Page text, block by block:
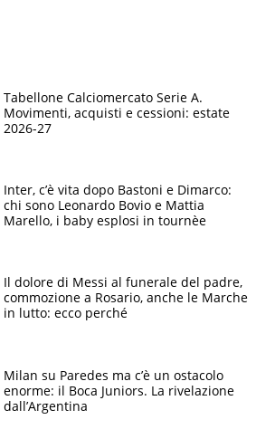
Tabellone Calciomercato Serie A.
Movimenti, acquisti e cessioni: estate
2026-27
Inter, c’è vita dopo Bastoni e Dimarco:
chi sono Leonardo Bovio e Mattia
Marello, i baby esplosi in tournèe
Il dolore di Messi al funerale del padre,
commozione a Rosario, anche le Marche
in lutto: ecco perché
Milan su Paredes ma c’è un ostacolo
enorme: il Boca Juniors. La rivelazione
dall’Argentina